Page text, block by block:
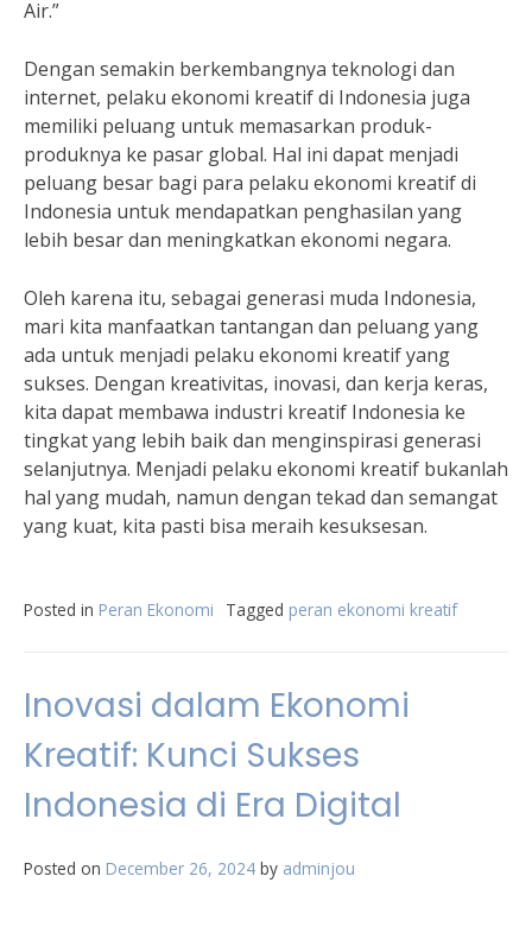
Air.”
Dengan semakin berkembangnya teknologi dan
internet, pelaku ekonomi kreatif di Indonesia juga
memiliki peluang untuk memasarkan produk-
produknya ke pasar global. Hal ini dapat menjadi
peluang besar bagi para pelaku ekonomi kreatif di
Indonesia untuk mendapatkan penghasilan yang
lebih besar dan meningkatkan ekonomi negara.
Oleh karena itu, sebagai generasi muda Indonesia,
mari kita manfaatkan tantangan dan peluang yang
ada untuk menjadi pelaku ekonomi kreatif yang
sukses. Dengan kreativitas, inovasi, dan kerja keras,
kita dapat membawa industri kreatif Indonesia ke
tingkat yang lebih baik dan menginspirasi generasi
selanjutnya. Menjadi pelaku ekonomi kreatif bukanlah
hal yang mudah, namun dengan tekad dan semangat
yang kuat, kita pasti bisa meraih kesuksesan.
Posted in Peran Ekonomi Tagged peran ekonomi kreatif
Inovasi dalam Ekonomi
Kreatif: Kunci Sukses
Indonesia di Era Digital
Posted on December 26, 2024 by adminjou